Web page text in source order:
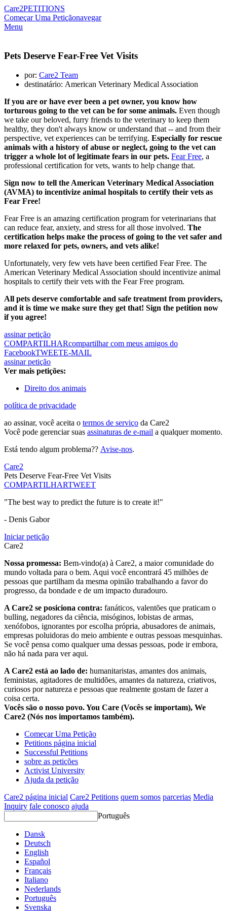
Care2PETITIONS
Começar Uma Petiçãonavegar
Menu
Pets Deserve Fear-Free Vet Visits
por: Care2 Team
destinatário: American Veterinary Medical Association
If you are or have ever been a pet owner, you know how
torturous going to the vet can be for some animals. Even though
we take our beloved, furry friends to the veterinary to keep them
healthy, they don't always know or understand that -- and from their
perspective, vet experiences can be terrifying. Especially for rescue
animals with a history of abuse or neglect, going to the vet can
trigger a whole lot of legitimate fears in our pets. Fear Free, a
professional certification for vets, wants to help change that.
Sign now to tell the American Veterinary Medical Association
(AVMA) to incentivize animal hospitals to certify their vets as
Fear Free!
Fear Free is an amazing certification program for veterinarians that
can reduce fear, anxiety, and stress for all those involved. The
certification helps make the process of going to the vet safer and
more relaxed for pets, owners, and vets alike!
Unfortunately, very few vets have been certified Fear Free. The
American Veterinary Medical Association should incentivize animal
hospitals to certify their vets with the Fear Free program.
All pets deserve comfortable and safe treatment from providers,
and it is time we make sure they get that! Sign the petition now
if you agree!
assinar petição
COMPARTILHARcompartilhar com meus amigos do
FacebookTWEETE-MAIL
assinar petição
Ver mais petições:
Direito dos animais
política de privacidade
ao assinar, você aceita o termos de serviço da Care2
Você pode gerenciar suas assinaturas de e-mail a qualquer momento.
Está tendo algum problema?? Avise-nos.
Care2
Pets Deserve Fear-Free Vet Visits
COMPARTILHARTWEET
"The best way to predict the future is to create it!"
- Denis Gabor
Iniciar petição
Care2
Nossa promessa: Bem-vindo(a) à Care2, a maior comunidade do
mundo voltada para o bem. Aqui você encontrará 45 milhões de
pessoas que partilham da mesma opinião trabalhando a favor do
progresso, da bondade e de um impacto duradouro.
A Care2 se posiciona contra: fanáticos, valentões que praticam o
bulling, negadores da ciência, misóginos, lobistas de armas,
xenófobos, ignorantes por escolha própria, abusadores de animais,
empresas poluidoras do meio ambiente e outras pessoas mesquinhas.
Se você pensa como qualquer uma dessas pessoas, pode ir embora,
não há nada para ver aqui.
A Care2 está ao lado de: humanitaristas, amantes dos animais,
feministas, agitadores de multidões, amantes da natureza, criativos,
curiosos por natureza e pessoas que realmente gostam de fazer a
coisa certa.
Vocês são o nosso povo. You Care (Vocês se importam), We
Care2 (Nós nos importamos também).
Começar Uma Petição
Petitions página inicial
Successful Petitions
sobre as petições
Activist University
Ajuda da petição
Care2 página inicial Care2 Petitions quem somos parcerias Media
Inquiry fale conosco ajuda
Português
Dansk
Deutsch
English
Español
Français
Italiano
Nederlands
Português
Svenska